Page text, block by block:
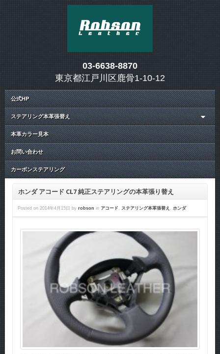
03-6638-8870
東京都江戸川区鹿骨1-10-12
公式HP
ステアリング本革張替え
本革カラー見本
お問い合わせ
カーボンステアリング
ホンダ アコード CL7 純正ステアリングの本革張り替え
Posted on 2014年4月15日 by robson in アコード , ステアリング本革張替え , ホンダ